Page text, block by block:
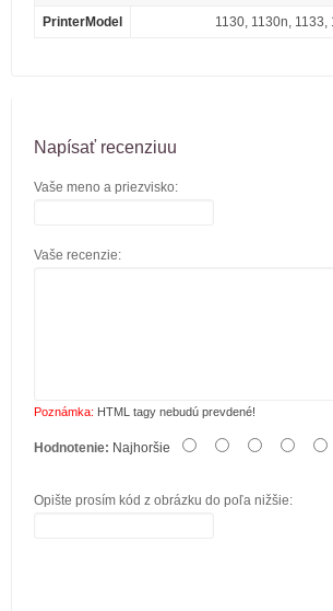
PrinterModel 1130, 1130n, 1133,
Napísať recenziuu
Vaše meno a priezvisko:
Vaše recenzie:
Poznámka: HTML tagy nebudú prevdené!
Hodnotenie: Najhoršie
Opište prosím kód z obrázku do poľa nižšie: